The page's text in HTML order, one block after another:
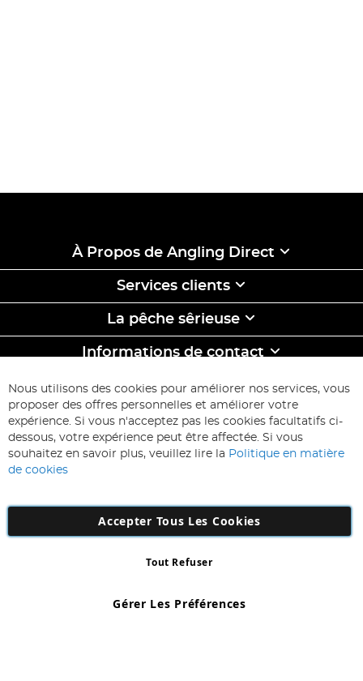
À Propos de Angling Direct
Services clients
La pêche sêrieuse
Informations de contact
ABONNEZ-VOUS & ECONOMISEZ
Inscription
à
d’information
:
Inscription
Number: 863029607
Nous utilisons des cookies pour améliorer nos services, vous
proposer des offres personnelles et améliorer votre
expérience. Si vous n'acceptez pas les cookies facultatifs ci-
dessous, votre expérience peut être affectée. Si vous
souhaitez en savoir plus, veuillez lire la Politique en matière
de cookies
Accepter Tous Les Cookies
Gérer Les Préférences
Tout Refuser